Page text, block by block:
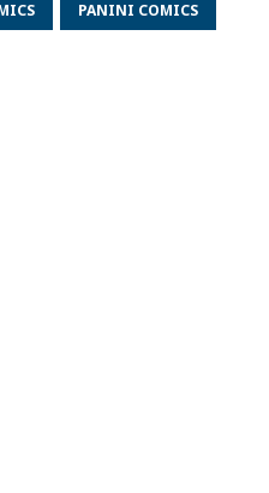
PANINI COMICS